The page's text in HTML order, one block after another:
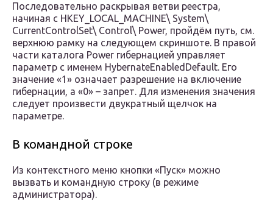
Последовательно раскрывая ветви реестра,
начиная с HKEY_LOCAL_MACHINE\ System\
CurrentControlSet\ Control\ Power, пройдём путь, см.
верхнюю рамку на следующем скриншоте. В правой
части каталога Power гибернацией управляет
параметр с именем HybernateEnabledDefault. Его
значение «1» означает разрешение на включение
гибернации, а «0» – запрет. Для изменения значения
следует произвести двукратный щелчок на
параметре.
В командной строке
Из контекстного меню кнопки «Пуск» можно
вызвать и командную строку (в режиме
администратора).